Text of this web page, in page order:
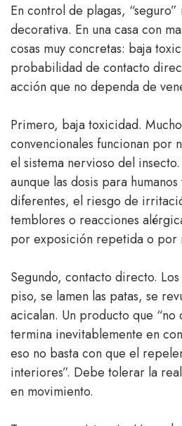
En control de plagas,
decorativa. En una casa con
cosas muy concretas: baja
probabilidad de contacto
acción que no dependa de
Primero, baja toxicidad.
convencionales funcionan por
el sistema nervioso del
aunque las dosis para
diferentes, el riesgo de
temblores o reacciones
por exposición repetida o por
Segundo, contacto directo.
piso, se lamen las patas, se
acicalan. Un producto que “no
termina inevitablemente en
eso no basta con que el
interiores”. Debe tolerar la
en movimiento.